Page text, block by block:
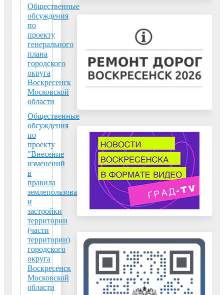
Общественные
обсуждения
по
проекту
генерального
плана
городского
округа
Воскресенск
Московской
области
Общественные
обсуждения
по
проекту
"Внесение
изменений
в
правила
землепользования
и
застройки
территории
(части
территории)
городского
округа
Воскресенск
Московской
области
Воскресенск,
пл.Советская, д.4б
Тел:+7 (496) 449-60-
16 и +7 (496) 449-60-
18
разрешительной
документации;
gradreg@vos-mo.ru-
отдел
градостроительного
регулирования.
01.11.2025
Постановление
администрации
от
01.11.2025
№
2960